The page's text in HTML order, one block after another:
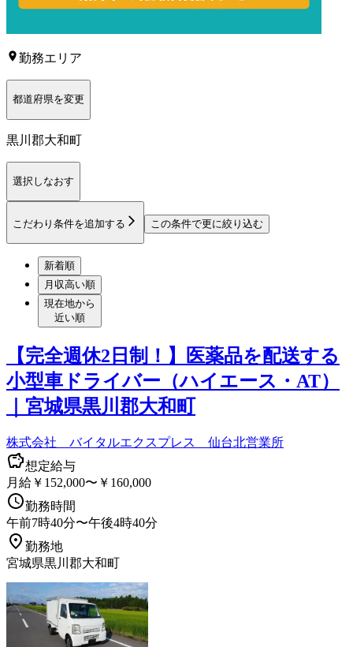
勤務エリア
都道府県を変更
黒川郡大和町
選択しなおす
こだわり条件を追加する この条件で更に絞り込む
新着順
月収高い順
現在地から
近い順
【完全週休2日制！】医薬品を配送する
小型車ドライバー（ハイエース・AT）
｜宮城県黒川郡大和町
株式会社 バイタルエクスプレス 仙台北営業所
想定給与
月給￥152,000〜￥160,000
勤務時間
午前7時40分〜午後4時40分
勤務地
宮城県黒川郡大和町